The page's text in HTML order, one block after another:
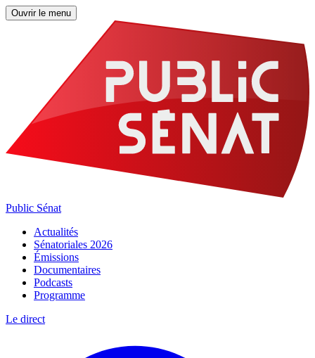
Ouvrir le menu
Public Sénat
Actualités
Sénatoriales 2026
Émissions
Documentaires
Podcasts
Programme
Le direct